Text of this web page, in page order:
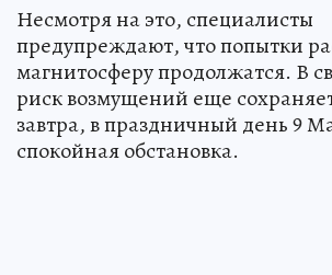
Несмотря на это, специалисты
предупреждают, что попытки
магнитосферу продолжатся. В
риск возмущений еще
завтра, в праздничный день 9
спокойная обстановка.